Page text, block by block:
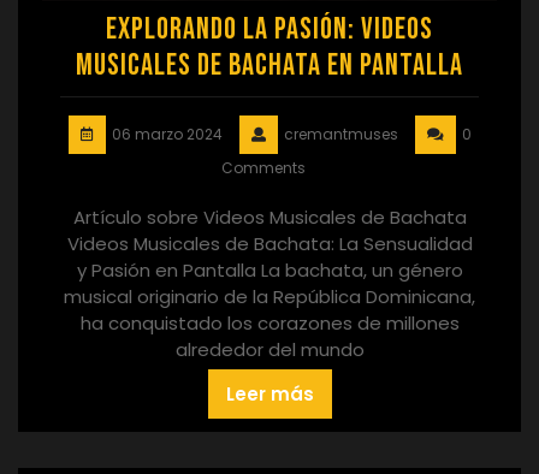
Explorando la Pasión: Videos
Musicales de Bachata en Pantalla
06 marzo 2024 cremantmuses
0
Comments
Artículo sobre Videos Musicales de Bachata
Videos Musicales de Bachata: La Sensualidad
y Pasión en Pantalla La bachata, un género
musical originario de la República Dominicana,
ha conquistado los corazones de millones
alrededor del mundo
Leer más